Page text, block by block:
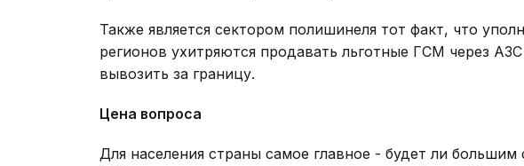
Также является сектором полишинеля тот факт, что
регионов ухитряются продавать льготные ГСМ через
вывозить за границу.
Цена вопроса
Для населения страны самое главное - будет ли большим